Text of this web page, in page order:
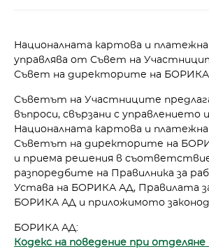
Националната картова и платежна
управлява от Съвет на
Съвет на директорите на
Съветът на Участниците
въпроси, свързани с управлението
Националната картова и платежна
Съветът на директорите на
и приема решения в
разпоредбите на Правилника за
Устава на БОРИКА АД, Правилата
БOРИКА АД и приложимото
БОРИКА АД:
Кодекс на поведение при